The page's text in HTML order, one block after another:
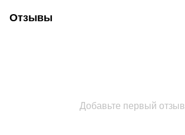
Отзывы
Добавьте первый отзыв